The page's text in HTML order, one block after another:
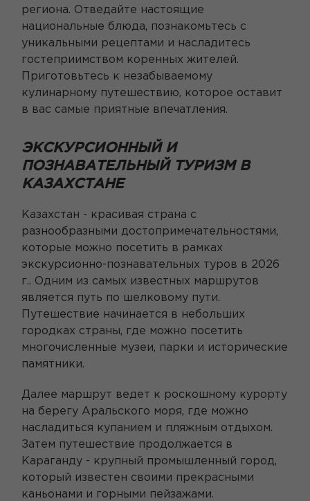
региона. Отведайте настоящие
национальные блюда, познакомьтесь с
уникальными рецептами и насладитесь
гостеприимством коренных жителей.
Приготовьтесь к незабываемому
кулинарному путешествию, которое оставит
в вас самые приятные впечатления.
ЭКСКУРСИОННЫЙ И
ПОЗНАВАТЕЛЬНЫЙ ТУРИЗМ В
КАЗАХСТАНЕ
Казахстан - красивая страна с
разнообразными достопримечательностями,
которые можно посетить в рамках
экскурсионно-познавательных туров в 2026
г.. Одним из самых известных маршрутов
является путь по шелковому пути.
Путешествие начинается в небольших
городках страны, где можно посетить
многочисленные музеи, парки и исторические
памятники.
Далее маршрут ведет к роскошному курорту
на берегу Аральского моря, где можно
насладиться купанием и пляжным отдыхом.
Затем путешествие продолжается в
Караганду - крупный промышленный город,
который известен своими прекрасными
каньонами и горными пейзажами.